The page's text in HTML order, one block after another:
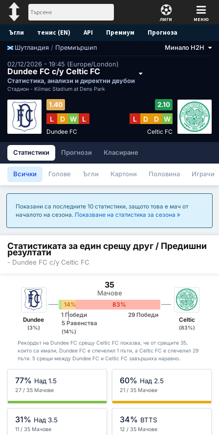
ЛИГИ МЕНЮ
Ъгли тенис (EN) API Премиум Прогноза
Шутландия / Премиършип Минало H2H
02/12/2026 - 19:45 (Europe/London)
Dundee FC с/у Celtic FC
Статистика, анализи и директни двубои
Стадион - Kilmac Stadium at Dens Park
1.40
L D W L
Dundee FC
2.10
L D D W
Celtic FC
Статистики Прогнози Класиране
Всички Голове Ъгли Картони Половина Играчи
Показани са последните 10 статистики, защото това е мач от
началото на сезона. Показване на статистика за сезона
Статистиката за един срещу друг / Предишни
резултати
- Dundee FC с/у Celtic FC
Dundee
(3%)
35
Мачове
3%
14% 83%
1 Победи
5 Равенства
(14%)
29 Победи
Celtic
(83%)
Рекордът на Dundee FC срещу Celtic FC показва, че от срещите 35,
които са имали, Dundee FC е спечелил 1 пъти, а Celtic FC е спечелил 29
пъти. 5 срещи между Dundee FC и Celtic FC завършиха наравно.
77% Над 1.5
27 / 35 Мачове
60% Над 2.5
21 / 35 Мачове
31% Над 3.5
11 / 35 Мачове
34% BTTS
12 / 35 Мачове